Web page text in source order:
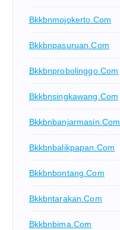
Bkkbnmojokerto.com
Bkkbnpasuruan.com
Bkkbnprobolinggo.com
Bkkbnsingkawang.com
Bkkbnbanjarmasin.com
Bkkbnbalikpapan.com
Bkkbnbontang.com
Bkkbntarakan.com
Bkkbnbima.com